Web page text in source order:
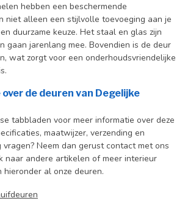
hebben een beschermende
niet alleen een stijlvolle toevoeging aan je
duurzame keuze. Het staal en glas zijn
gaan jarenlang mee. Bovendien is de deur
wat zorgt voor een onderhoudsvriendelijke
de deuren van Degelijke
tabbladen voor meer informatie over deze
maatwijzer, verzending en
vragen? Neem dan gerust contact met ons
naar andere artikelen of meer interieur
hieronder al onze deuren.